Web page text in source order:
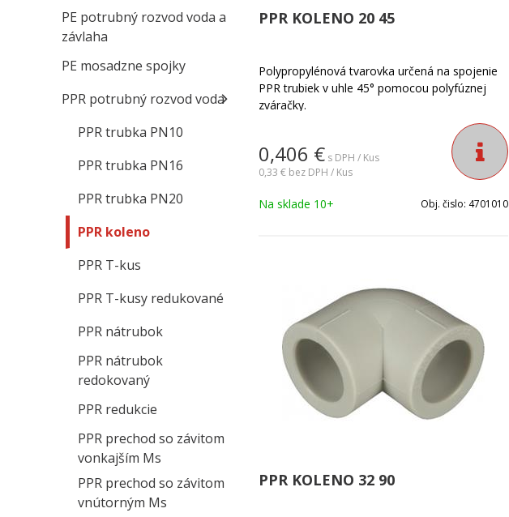
PPR KOLENO 20 45
Polypropylénová tvarovka určená na spojenie
PPR trubiek v uhle 45° pomocou polyfúznej
zváračky.
0,406 € s DPH / Kus
0,33 € bez DPH / Kus
Na sklade 10+ Obj. čislo: 4701010
PPR KOLENO 32 90
PE potrubný rozvod voda a
závlaha
PE mosadzne spojky
PPR potrubný rozvod voda
PPR trubka PN10
PPR trubka PN16
PPR trubka PN20
PPR koleno
PPR T-kus
PPR T-kusy redukované
PPR nátrubok
PPR nátrubok
redokovaný
PPR redukcie
PPR prechod so závitom
vonkajším Ms
PPR prechod so závitom
vnútorným Ms